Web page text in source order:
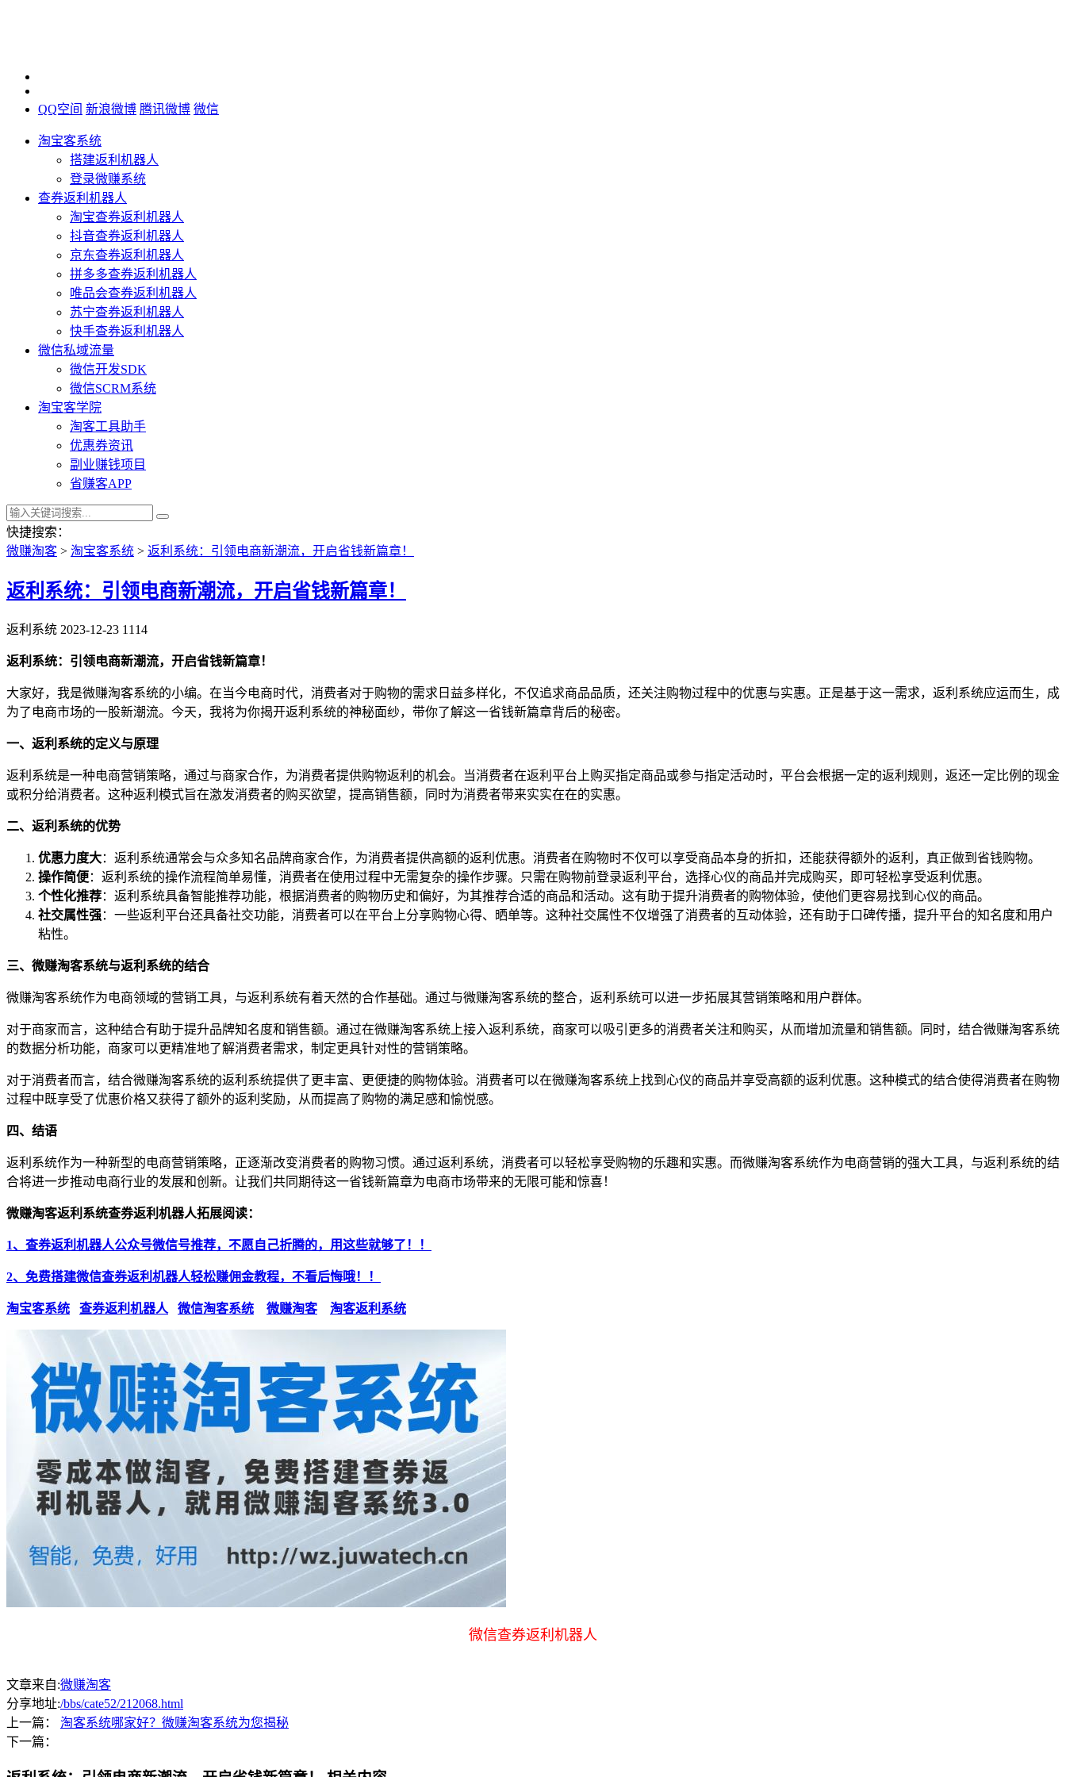
QQ空间 新浪微博 腾讯微博 微信
淘宝客系统
搭建返利机器人
登录微赚系统
查券返利机器人
淘宝查券返利机器人
抖音查券返利机器人
京东查券返利机器人
拼多多查券返利机器人
唯品会查券返利机器人
苏宁查券返利机器人
快手查券返利机器人
微信私域流量
微信开发SDK
微信SCRM系统
淘宝客学院
淘客工具助手
优惠券资讯
副业赚钱项目
省赚客APP
快捷搜索：
微赚淘客 > 淘宝客系统 > 返利系统：引领电商新潮流，开启省钱新篇章！
返利系统：引领电商新潮流，开启省钱新篇章！
返利系统 2023-12-23 1114
返利系统：引领电商新潮流，开启省钱新篇章！
大家好，我是微赚淘客系统的小编。在当今电商时代，消费者对于购物的需求日益多样化，不仅追求商品品质，还关注购物过程中的优惠与实惠。正是基于这一需求，返利系统应运而生，成
为了电商市场的一股新潮流。今天，我将为你揭开返利系统的神秘面纱，带你了解这一省钱新篇章背后的秘密。
一、返利系统的定义与原理
返利系统是一种电商营销策略，通过与商家合作，为消费者提供购物返利的机会。当消费者在返利平台上购买指定商品或参与指定活动时，平台会根据一定的返利规则，返还一定比例的现金
或积分给消费者。这种返利模式旨在激发消费者的购买欲望，提高销售额，同时为消费者带来实实在在的实惠。
二、返利系统的优势
优惠力度大：返利系统通常会与众多知名品牌商家合作，为消费者提供高额的返利优惠。消费者在购物时不仅可以享受商品本身的折扣，还能获得额外的返利，真正做到省钱购物。
操作简便：返利系统的操作流程简单易懂，消费者在使用过程中无需复杂的操作步骤。只需在购物前登录返利平台，选择心仪的商品并完成购买，即可轻松享受返利优惠。
个性化推荐：返利系统具备智能推荐功能，根据消费者的购物历史和偏好，为其推荐合适的商品和活动。这有助于提升消费者的购物体验，使他们更容易找到心仪的商品。
社交属性强：一些返利平台还具备社交功能，消费者可以在平台上分享购物心得、晒单等。这种社交属性不仅增强了消费者的互动体验，还有助于口碑传播，提升平台的知名度和用户
粘性。
三、微赚淘客系统与返利系统的结合
微赚淘客系统作为电商领域的营销工具，与返利系统有着天然的合作基础。通过与微赚淘客系统的整合，返利系统可以进一步拓展其营销策略和用户群体。
对于商家而言，这种结合有助于提升品牌知名度和销售额。通过在微赚淘客系统上接入返利系统，商家可以吸引更多的消费者关注和购买，从而增加流量和销售额。同时，结合微赚淘客系统
的数据分析功能，商家可以更精准地了解消费者需求，制定更具针对性的营销策略。
对于消费者而言，结合微赚淘客系统的返利系统提供了更丰富、更便捷的购物体验。消费者可以在微赚淘客系统上找到心仪的商品并享受高额的返利优惠。这种模式的结合使得消费者在购物
过程中既享受了优惠价格又获得了额外的返利奖励，从而提高了购物的满足感和愉悦感。
四、结语
返利系统作为一种新型的电商营销策略，正逐渐改变消费者的购物习惯。通过返利系统，消费者可以轻松享受购物的乐趣和实惠。而微赚淘客系统作为电商营销的强大工具，与返利系统的结
合将进一步推动电商行业的发展和创新。让我们共同期待这一省钱新篇章为电商市场带来的无限可能和惊喜！
微赚淘客返利系统查券返利机器人拓展阅读：
1、查券返利机器人公众号微信号推荐，不愿自己折腾的，用这些就够了！！
2、免费搭建微信查券返利机器人轻松赚佣金教程，不看后悔哦！！
淘宝客系统 查券返利机器人 微信淘客系统 微赚淘客 淘客返利系统
微信查券返利机器人
文章来自:微赚淘客
分享地址:/bbs/cate52/212068.html
上一篇： 淘客系统哪家好？微赚淘客系统为您揭秘
下一篇：